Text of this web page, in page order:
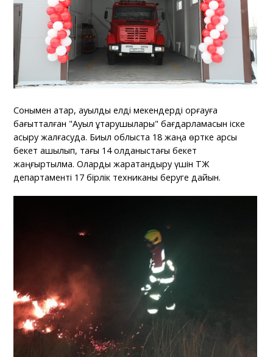
Сонымен қатар, ауылдық елді мекендерді қорғауға
бағытталған "Ауыл құтқарушылары" бағдарламасын іске
асыру жалғасуда. Биыл облыста 18 жаңа өртке қарсы
бекет ашылып, тағы 14 қолданыстағы бекет
жаңғыртылмақ. Оларды жарақтандыру үшін ТЖ
департаменті 17 бірлік техниканы беруге дайын.